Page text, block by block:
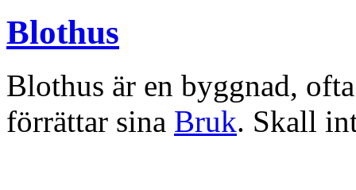
Blothus
Blothus är en byggnad,
förrättar sina Bruk. Skall